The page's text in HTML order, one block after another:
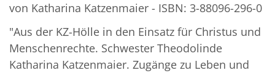
von Katharina Katzenmaier - ISBN: 3-88096-296-0
"Aus der KZ-Hölle in den Einsatz für Christus und
Menschenrechte. Schwester Theodolinde
Katharina Katzenmaier. Zugänge zu Leben und